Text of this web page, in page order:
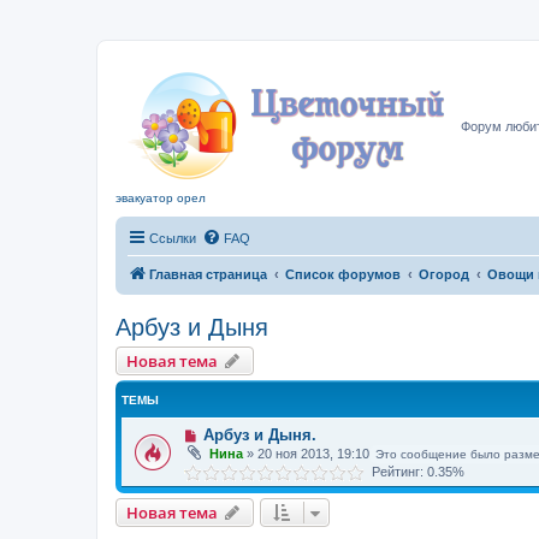
Форум
эвакуатор орел
Ссылки FAQ
Главная страница Список форумов Огород Овощи
Арбуз и Дыня
Новая тема
ТЕМЫ
Арбуз и Дыня.
Нина » 20 ноя 2013, 19:10 Это сообщение было
Рейтинг: 0.35%
Новая тема